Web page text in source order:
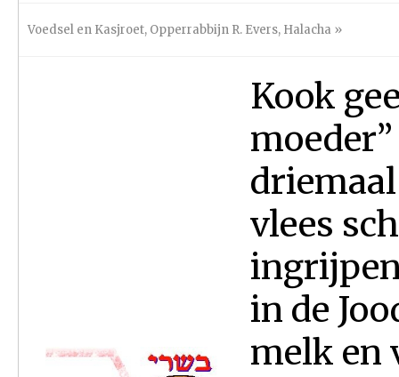
Voedsel en Kasjroet, Opperrabbijn R. Evers, Halacha »
Kook
vlees
in de
melk en